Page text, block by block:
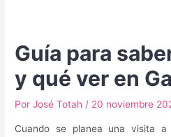
Guía para
y qué ver en
PorJosé Totah / 20 noviembre
Cuando se planea una visita a